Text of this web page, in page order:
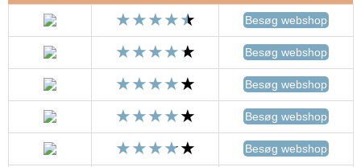
Besøg webshop
Besøg webshop
Besøg webshop
Besøg webshop
Besøg webshop